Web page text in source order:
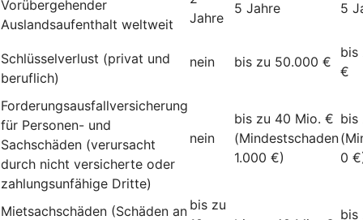
Vorübergehender
Auslandsaufenthalt weltweit
Jahre
5 Jahre 5
Schlüsselverlust (privat und
beruflich)
nein bis zu 50.000 €
bis
€
Forderungsausfallversicherung
für Personen- und
Sachschäden (verursacht
durch nicht versicherte oder
zahlungsunfähige Dritte)
nein
bis zu 40 Mio. €
(Mindestschaden
1.000 €)
bis
0
Mietsachschäden (Schäden an bis zu
bis